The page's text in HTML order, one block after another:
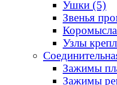
Ушки (5)
Звенья
Коромысла
Узлы
Зажимы
Зажимы